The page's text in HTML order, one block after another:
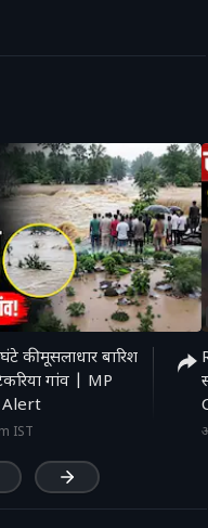
की मूसलाधार बारिश
गांव | MP
Alert
IST